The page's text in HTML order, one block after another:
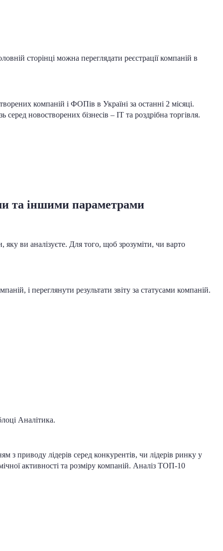
сторінці можна переглядати реєстрації компаній в
компаній і ФОПів в Україні за останні 2 місяці.
новостворених бізнесів – ІТ та роздрібна торгівля.
та іншими параметрами
яку ви аналізуєте. Для того, щоб зрозуміти, чи варто
і переглянути результати звіту за статусами компаній.
Аналітика.
з приводу лідерів серед конкурентів, чи лідерів ринку у
активності та розміру компаній. Аналіз ТОП-10